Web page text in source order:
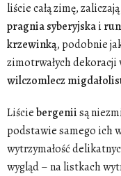
liście całą zimę,
pragniasyberyjskai
krzewinką, podobnie
zimotrwałych dekoracji
wilczomlecz
Liściebergeniisą
podstawie samego ich
wytrzymałość
wygląd – na listkach